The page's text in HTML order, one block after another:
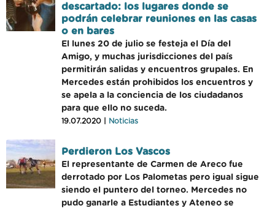
descartado: los lugares donde se
podrán celebrar reuniones en las casas
o en bares
El lunes 20 de julio se festeja el Día del
Amigo, y muchas jurisdicciones del país
permitirán salidas y encuentros grupales. En
Mercedes están prohibidos los encuentros y
se apela a la conciencia de los ciudadanos
para que ello no suceda.
19.07.2020 | Noticias
Perdieron Los Vascos
El representante de Carmen de Areco fue
derrotado por Los Palometas pero igual sigue
siendo el puntero del torneo. Mercedes no
pudo ganarle a Estudiantes y Ateneo se